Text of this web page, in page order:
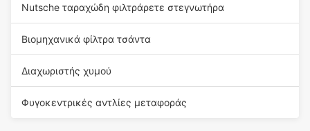
Nutsche ταραχώδη φιλτράρετε στεγνωτήρα
Βιομηχανικά φίλτρα τσάντα
Διαχωριστής χυμού
Φυγοκεντρικές αντλίες μεταφοράς